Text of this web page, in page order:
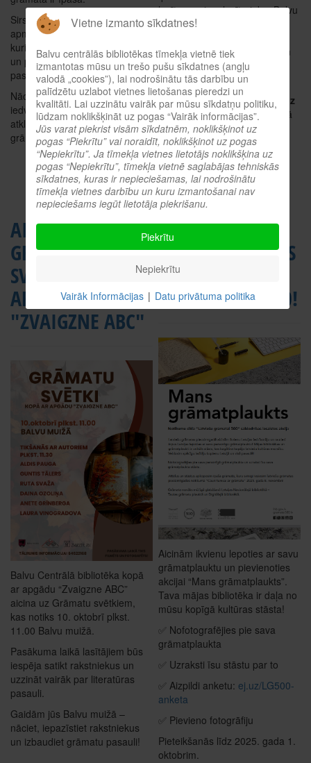
Sirsnīgs paldies visiem
apmeklētājiem un lasītājiem,
kuri piedalījās izstādes tapšanā
un palīdzēja radīt iedvesmojošu
pasākumu!
Nāc arī tu! Apskati izstādi,
iedvesmojies no grāmatām un
atklāj, kas ir vērtība tavā
grāmatplauktā.
lasītprasmi un lasītprieku, Balvu
pilsētas iedzīvotāji tika aicināti
savas vērtīgākās grāmatas un
daloties ar personiskiem
stāstiem par tām.
Izstāde būs skatāmano 7. līdz
30. oktobrimBalvu Centrālajā
bibliotēkā.
Aicinām visus lasītājus un
interesentus piedalīties un
iedvesmoties!
AICINĀM UZ
GRĀMATU
SVĒTKIEM KOPĀ
AR APGĀDU
"ZVAIGZNE ABC"
Balvu Centrālā bibliotēka kopā
ar apgādu “Zvaigzne ABC”
aicina uz Grāmatu svētkiem,
kas notiks 10. oktobrī plkst.
11.00 Balvu muižā.
Pasākuma laikā lasītājiem būs
iespēja satikt rakstniekus un
uzzināt vairāk par literatūras
pasauli.
Gaidām jūs Balvu muižā –
nāciet, iepazīstiet rakstniekus
un izbaudiet grāmatu pasauli!
MANS
GRĀMATPLAUKTS
LATVIEŠU
GRĀMATAI – 500!
Aicinām ikvienu lepoties ar savu
grāmatplauktu un pievienoties
akcijai “Mans grāmatplaukts”.
Tava mājas bibliotēka ir daļa no
mūsu kopīgā kultūras stāsta!
✅ Nofotografējies pie sava
grāmatplaukta
✅ Uzraksti īsu stāstu par to
✅ Aizpildi anketu: ej.uz/LG500-
anketa
✅ Pievieno fotogrāfiju
Pieteikšanās līdz 2025. gada 1.
oktobrim.
Vietne izmanto sīkdatnes!
Balvu centrālās bibliotēkas tīmekļa vietnē tiek
izmantotas mūsu un trešo pušu sīkdatnes (angļu
valodā „cookies”), lai nodrošinātu tās darbību un
palīdzētu uzlabot vietnes lietošanas pieredzi un
kvalitāti. Lai uzzinātu vairāk par mūsu sīkdatņu politiku,
lūdzam noklikšķināt uz pogas “Vairāk informācijas”.
Jūs varat piekrist visām sīkdatnēm, noklikšķinot uz
pogas “Piekrītu” vai noraidīt, noklikšķinot uz pogas
“Nepiekrītu”. Ja tīmekļa vietnes lietotājs noklikšķina uz
pogas “Nepiekrītu”, tīmekļa vietnē saglabājas tehniskās
sīkdatnes, kuras ir nepieciešamas, lai nodrošinātu
tīmekļa vietnes darbību un kuru izmantošanai nav
nepieciešams iegūt lietotāja piekrišanu.
Piekrītu
Nepiekrītu
Vairāk Informācijas | Datu privātuma politika